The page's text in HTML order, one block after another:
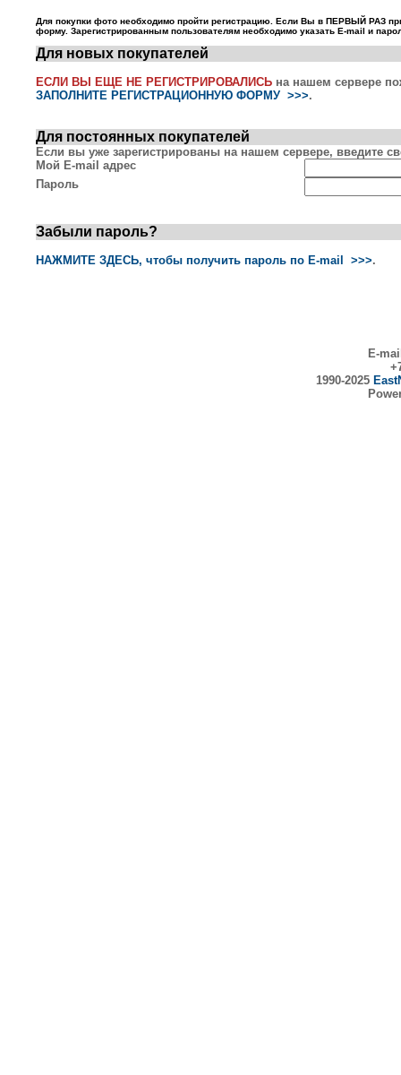
Для покупки фото необходимо пройти регистрацию. Если Вы в ПЕРВЫЙ РАЗ
форму. Зарегистрированным пользователям необходимо указать E-mail и
Для новых покупателей
ЕСЛИ ВЫ ЕЩЕ НЕ РЕГИСТРИРОВАЛИСЬ на нашем сервере
ЗАПОЛНИТЕ РЕГИСТРАЦИОННУЮ ФОРМУ >>>.
Для постоянных покупателей
Если вы уже зарегистрированы на нашем сервере, введите
Мой E-mail адрес
Пароль
Забыли пароль?
НАЖМИТЕ ЗДЕСЬ, чтобы получить пароль по E-mail >>>.
E-
1990-2025